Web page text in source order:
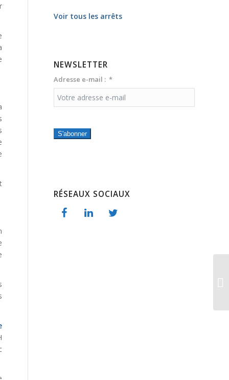
Voir tous les arrêts
NEWSLETTER
Adresse e-mail :
S'abonner
RÉSEAUX SOCIAUX